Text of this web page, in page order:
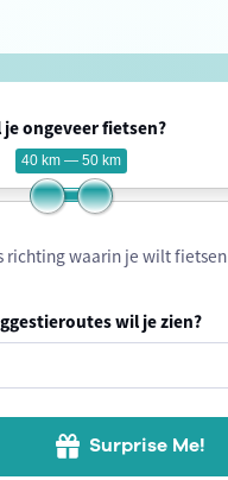
je ongeveer fietsen?
40 km — 50 km
richting waarin je wilt fietsen
wil je zien?
Surprise Me!